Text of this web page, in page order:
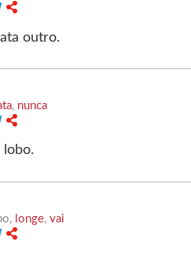
outro.
, nunca
lobo.
longe,vai